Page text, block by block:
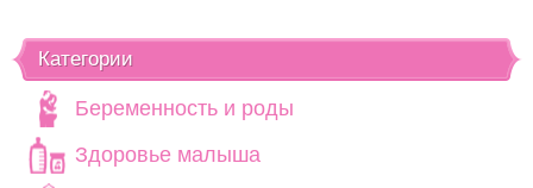
Категории
Беременность и роды
Здоровье малыша